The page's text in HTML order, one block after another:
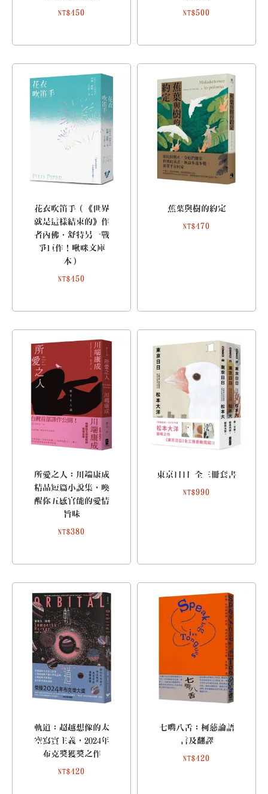
NT$450 NT$500
花衣吹笛手（《世界
就是這樣結束的》作
者內佛．舒特另一戰
爭巨作！啾咪文庫
本）
NT$450
蕉葉與樹的約定
NT$470
所愛之人：川端康成
精品短篇小說集，喚
醒你五感官能的愛情
旨味
NT$380
東京日日 全三冊套書
NT$990
軌道：超越想像的太
空寫實主義，2024年
布克獎獲獎之作
NT$420
七嘴八舌：柯慈論語
言及翻譯
NT$420